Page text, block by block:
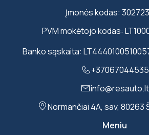
Įmonės kodas:
PVM mokėtojo kodas:
Banko sąskaita:
+37067044535
info@resauto.lt
Normančiai 4A, sav, 80263
Meniu